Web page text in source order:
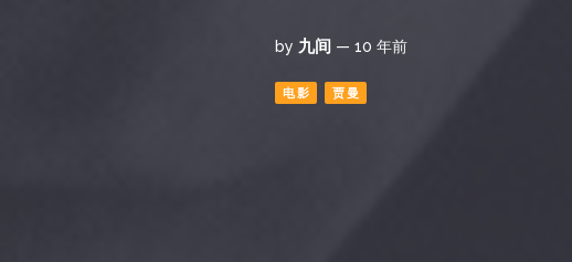
by 九间 — 10 年前
电影 贾曼